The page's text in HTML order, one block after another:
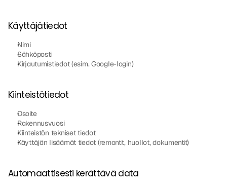
Käyttäjätiedot
Nimi
Sähköposti
Kirjautumistiedot (esim. Google-login)
Kiinteistötiedot
Osoite
Rakennusvuosi
Kiinteistön tekniset tiedot
Käyttäjän lisäämät tiedot (remontit, huollot, dokumentit)
Automaattisesti kerättävä data